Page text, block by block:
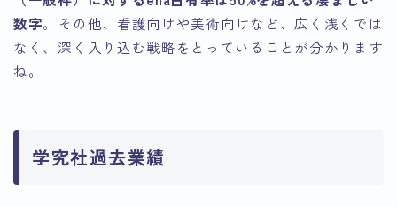
数字。その他、看護向けや美術向けなど、広く浅くでは
なく、深く入り込む戦略をとっていることが分かります
ね。
学究社過去業績